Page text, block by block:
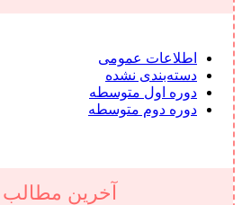
اطلاعات عمومی
دسته‌بندی نشده
دوره اول متوسطه
دوره دوم متوسطه
آخرین مطالب